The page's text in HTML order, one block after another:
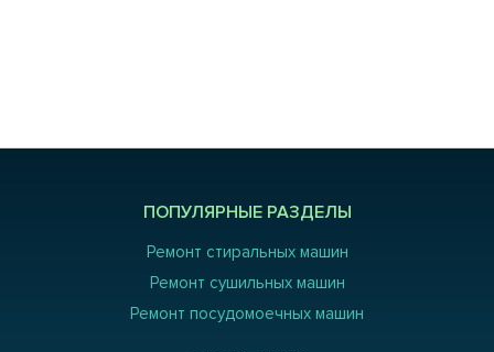
ПОПУЛЯРНЫЕ РАЗДЕЛЫ
Ремонт стиральных машин
Ремонт сушильных машин
Ремонт посудомоечных машин